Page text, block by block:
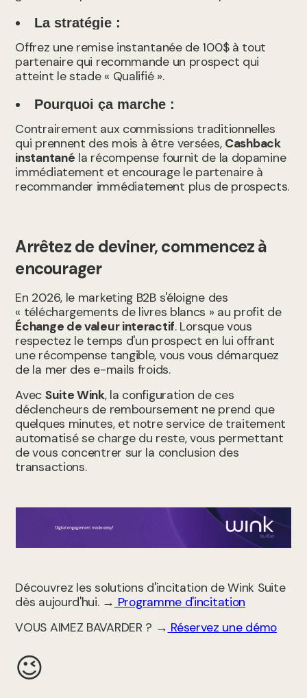
La stratégie :
Offrez une remise instantanée de 100$ à tout
partenaire qui recommande un prospect qui
atteint le stade « Qualifié ».
Pourquoi ça marche :
Contrairement aux commissions traditionnelles
qui prennent des mois à être versées, Cashback
instantané la récompense fournit de la dopamine
immédiatement et encourage le partenaire à
recommander immédiatement plus de prospects.
Arrêtez de deviner, commencez à
encourager
En 2026, le marketing B2B s'éloigne des
« téléchargements de livres blancs » au profit de
Échange de valeur interactif. Lorsque vous
respectez le temps d'un prospect en lui offrant
une récompense tangible, vous vous démarquez
de la mer des e-mails froids.
Avec Suite Wink, la configuration de ces
déclencheurs de remboursement ne prend que
quelques minutes, et notre service de traitement
automatisé se charge du reste, vous permettant
de vous concentrer sur la conclusion des
transactions.
Découvrez les solutions d'incitation de Wink Suite
dès aujourd'hui. → Programme d'incitation
VOUS AIMEZ BAVARDER ? → Réservez une démo
😉